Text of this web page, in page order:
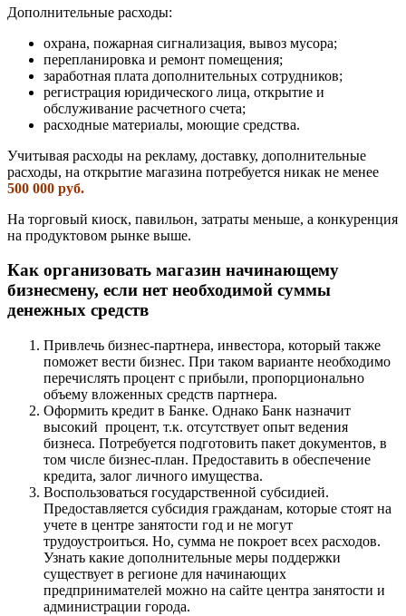
Дополнительные расходы:
охрана, пожарная сигнализация, вывоз мусора;
перепланировка и ремонт помещения;
заработная плата дополнительных сотрудников;
регистрация юридического лица, открытие и
обслуживание расчетного счета;
расходные материалы, моющие средства.
Учитывая расходы на рекламу, доставку, дополнительные
расходы, на открытие магазина потребуется никак не менее
500 000 руб.
На торговый киоск, павильон, затраты меньше, а конкуренция
на продуктовом рынке выше.
Как организовать магазин начинающему
бизнесмену, если нет необходимой суммы
денежных средств
Привлечь бизнес-партнера, инвестора, который также
поможет вести бизнес. При таком варианте необходимо
перечислять процент с прибыли, пропорционально
объему вложенных средств партнера.
Оформить кредит в Банке. Однако Банк назначит
высокий процент, т.к. отсутствует опыт ведения
бизнеса. Потребуется подготовить пакет документов, в
том числе бизнес-план. Предоставить в обеспечение
кредита, залог личного имущества.
Воспользоваться государственной субсидией.
Предоставляется субсидия гражданам, которые стоят на
учете в центре занятости год и не могут
трудоустроиться. Но, сумма не покроет всех расходов.
Узнать какие дополнительные меры поддержки
существует в регионе для начинающих
предпринимателей можно на сайте центра занятости и
администрации города.